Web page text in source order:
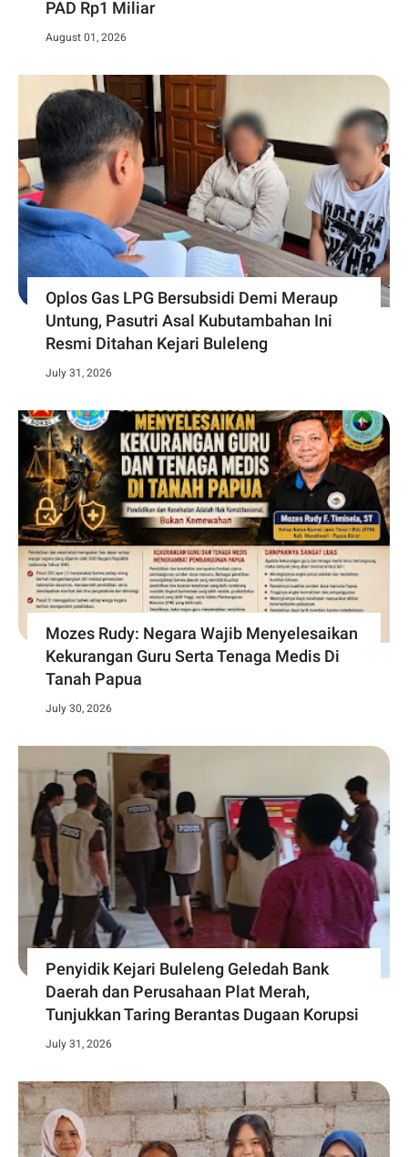
PAD Rp1 Miliar
August 01, 2026
Oplos Gas LPG Bersubsidi Demi Meraup
Untung, Pasutri Asal Kubutambahan Ini
Resmi Ditahan Kejari Buleleng
July 31, 2026
Mozes Rudy: Negara Wajib Menyelesaikan
Kekurangan Guru Serta Tenaga Medis Di
Tanah Papua
July 30, 2026
Penyidik Kejari Buleleng Geledah Bank
Daerah dan Perusahaan Plat Merah,
Tunjukkan Taring Berantas Dugaan Korupsi
July 31, 2026